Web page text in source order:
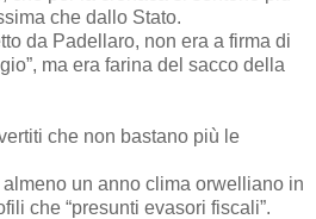
che dallo Stato.
da Padellaro, non era a firma di
ma era farina del sacco della
che non bastano più le
almeno un anno clima orwelliano in
che “presunti evasori fiscali”.